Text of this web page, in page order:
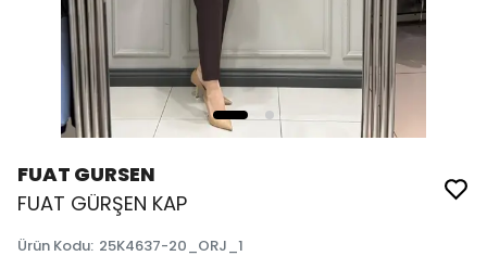
FUAT GURSEN
FUAT GÜRŞEN KAP
Ürün Kodu: 25K4637-20_ORJ_1